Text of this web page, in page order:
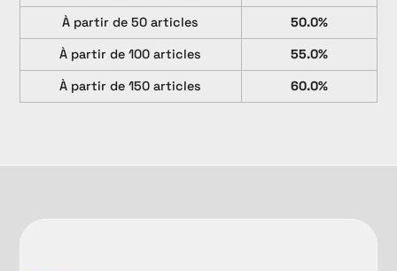
À partir de 50 articles
50.0%
À partir de 100 articles
55.0%
À partir de 150 articles
60.0%